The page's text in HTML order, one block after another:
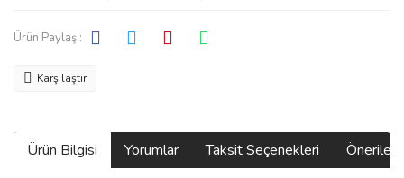
Ürün Paylaş :
Karşılaştır
Ürün Bilgisi Yorumlar Taksit Seçenekleri